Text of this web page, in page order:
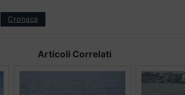
Cronaca
Articoli Correlati